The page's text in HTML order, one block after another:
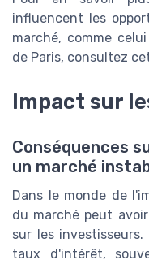
influencent les
marché, comme
de Paris, consultez
Impact sur
Conséquences
un marché
Dans le monde de
du marché peut
sur les
taux d'intérêt,